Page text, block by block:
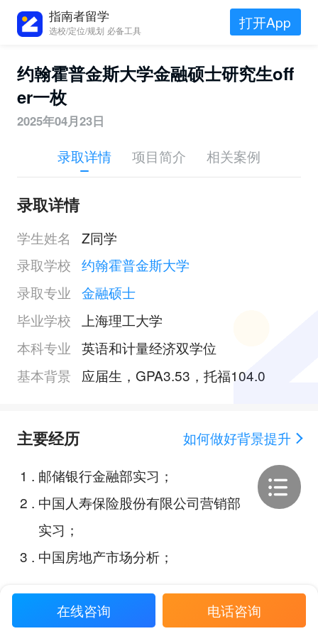
指南者留学
选校/定位/规划 必备工具 打开App
约翰霍普金斯大学金融硕士研究生off
er一枚
2025年04月23日
录取详情 项目简介 相关案例
录取详情
学生姓名
Z同学
录取学校 约翰霍普金斯大学
录取专业 金融硕士
毕业学校
上海理工大学
本科专业 英语和计量经济双学位
基本背景
应届生，GPA3.53，托福104.0
主要经历
如何做好背景提升
1 . 邮储银行金融部实习；
2 . 中国人寿保险股份有限公司营销部
实习；
3 . 中国房地产市场分析；
Offer展示
在线咨询 电话咨询